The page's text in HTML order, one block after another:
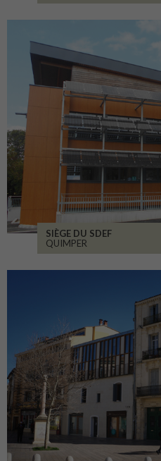
SIÈGE DU SDEF
QUIMPER